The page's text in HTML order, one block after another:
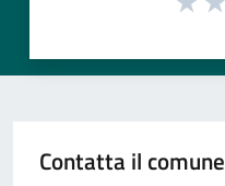
Contatta il comune